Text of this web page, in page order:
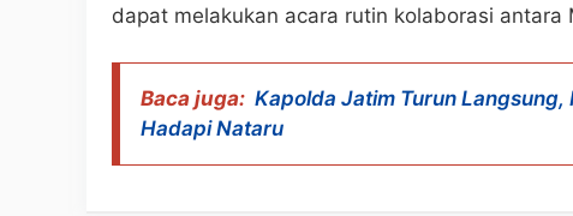
dapat melakukan acara rutin kolaborasi
Baca juga: Kapolda Jatim Turun Langsung,
Hadapi Nataru